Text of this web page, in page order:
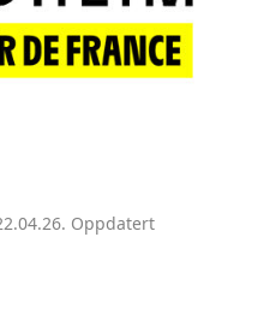
Oppdatert